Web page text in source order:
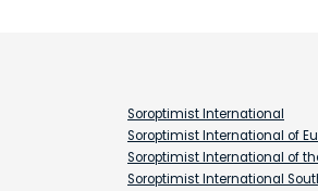
Soroptimist International
Soroptimist International of
Soroptimist International of
Soroptimist International